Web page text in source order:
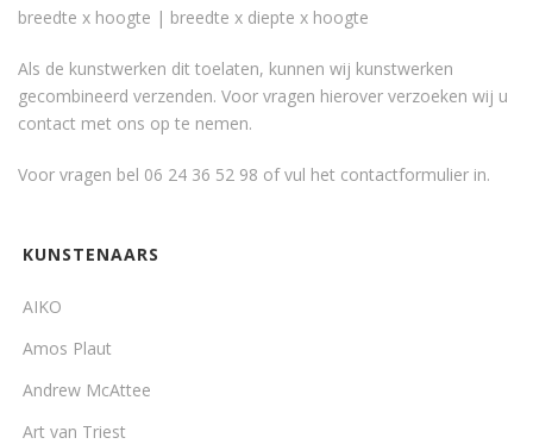
breedte x hoogte | breedte x diepte x hoogte
Als de kunstwerken dit toelaten, kunnen wij kunstwerken
gecombineerd verzenden. Voor vragen hierover verzoeken wij u
contact met ons op te nemen.
Voor vragen bel 06 24 36 52 98 of vul het contactformulier in.
KUNSTENAARS
AIKO
Amos Plaut
Andrew McAttee
Art van Triest